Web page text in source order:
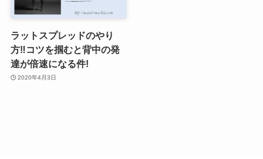
ラットスプレッドのやり
方‼︎コツを掴むと背中の発
達が倍速になる件!
2020年4月3日